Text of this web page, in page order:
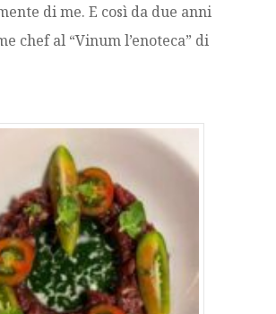
di me. E così da due anni
chef al “Vinum l’enoteca” di